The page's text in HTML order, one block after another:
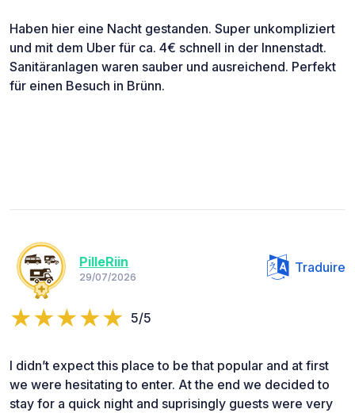
Haben hier eine Nacht gestanden. Super unkompliziert
und mit dem Uber für ca. 4€ schnell in der Innenstadt.
Sanitäranlagen waren sauber und ausreichend. Perfekt
für einen Besuch in Brünn.
PilleRiin
29/07/2026
Traduire
5/5
I didn’t expect this place to be that popular and at first
we were hesitating to enter. At the end we decided to
stay for a quick night and suprisingly guests were very